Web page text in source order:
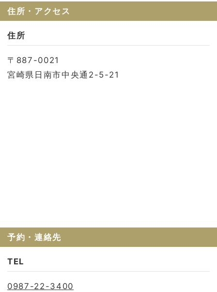
住所・アクセス
住所
〒887-0021
宮崎県日南市中央通2-5-21
予約・連絡先
TEL
0987-22-3400